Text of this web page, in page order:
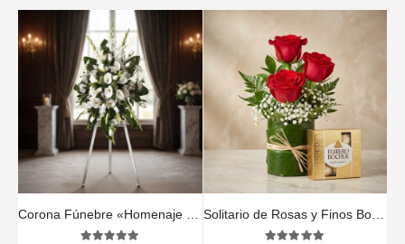
Corona Fúnebre «Homenaje Guadalupe» con Envío Urgente 🕊️ Solitario de Rosas y Finos Bombones MADONNA 🌹